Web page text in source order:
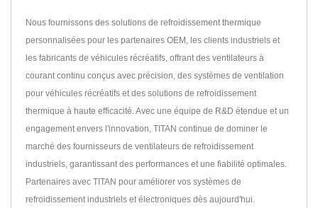
Nous fournissons des solutions de refroidissement thermique
personnalisées pour les partenaires OEM, les clients industriels et
les fabricants de véhicules récréatifs, offrant des ventilateurs à
courant continu conçus avec précision, des systèmes de ventilation
pour véhicules récréatifs et des solutions de refroidissement
thermique à haute efficacité. Avec une équipe de R&D étendue et un
engagement envers l'innovation, TITAN continue de dominer le
marché des fournisseurs de ventilateurs de refroidissement
industriels, garantissant des performances et une fiabilité optimales.
Partenaires avec TITAN pour améliorer vos systèmes de
refroidissement industriels et électroniques dès aujourd'hui.